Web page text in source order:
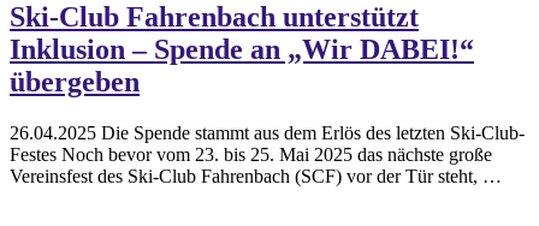
Ski-Club Fahrenbach unterstützt
Inklusion – Spende an „Wir DABEI!“
übergeben
26.04.2025 Die Spende stammt aus dem Erlös des letzten Ski-Club-
Festes Noch bevor vom 23. bis 25. Mai 2025 das nächste große
Vereinsfest des Ski-Club Fahrenbach (SCF) vor der Tür steht, …